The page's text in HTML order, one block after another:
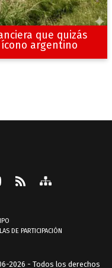
que quizás
argentino
DE PARTICIPACIÓN
2026 - Todos los derechos